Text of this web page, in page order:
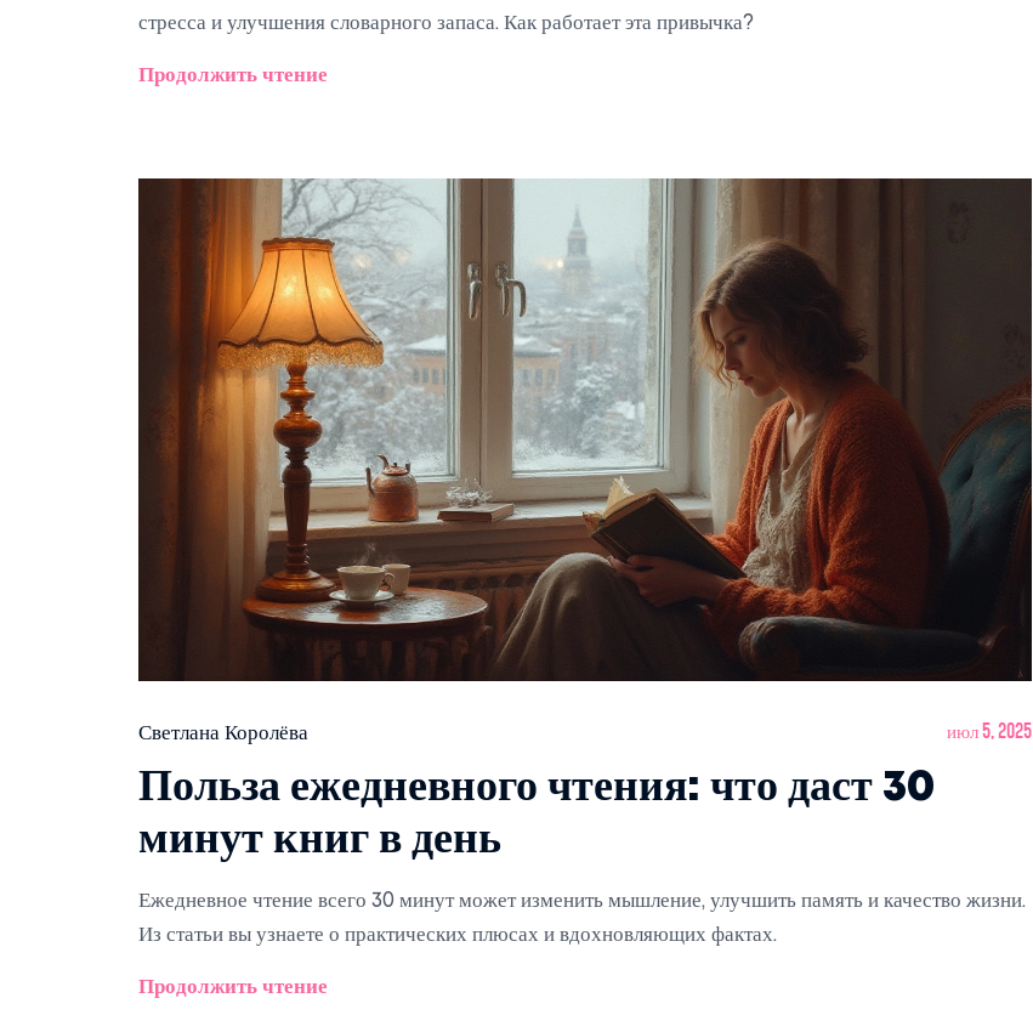
стресса и улучшения словарного запаса. Как работает эта привычка?
Продолжить чтение
Светлана Королёва июл 5, 2025
Польза ежедневного чтения: что даст 30
минут книг в день
Ежедневное чтение всего 30 минут может изменить мышление, улучшить память и качество жизни.
Из статьи вы узнаете о практических плюсах и вдохновляющих фактах.
Продолжить чтение